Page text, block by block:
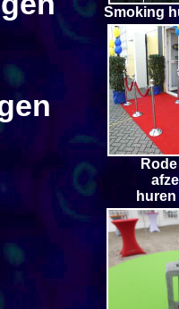
Smoking
R